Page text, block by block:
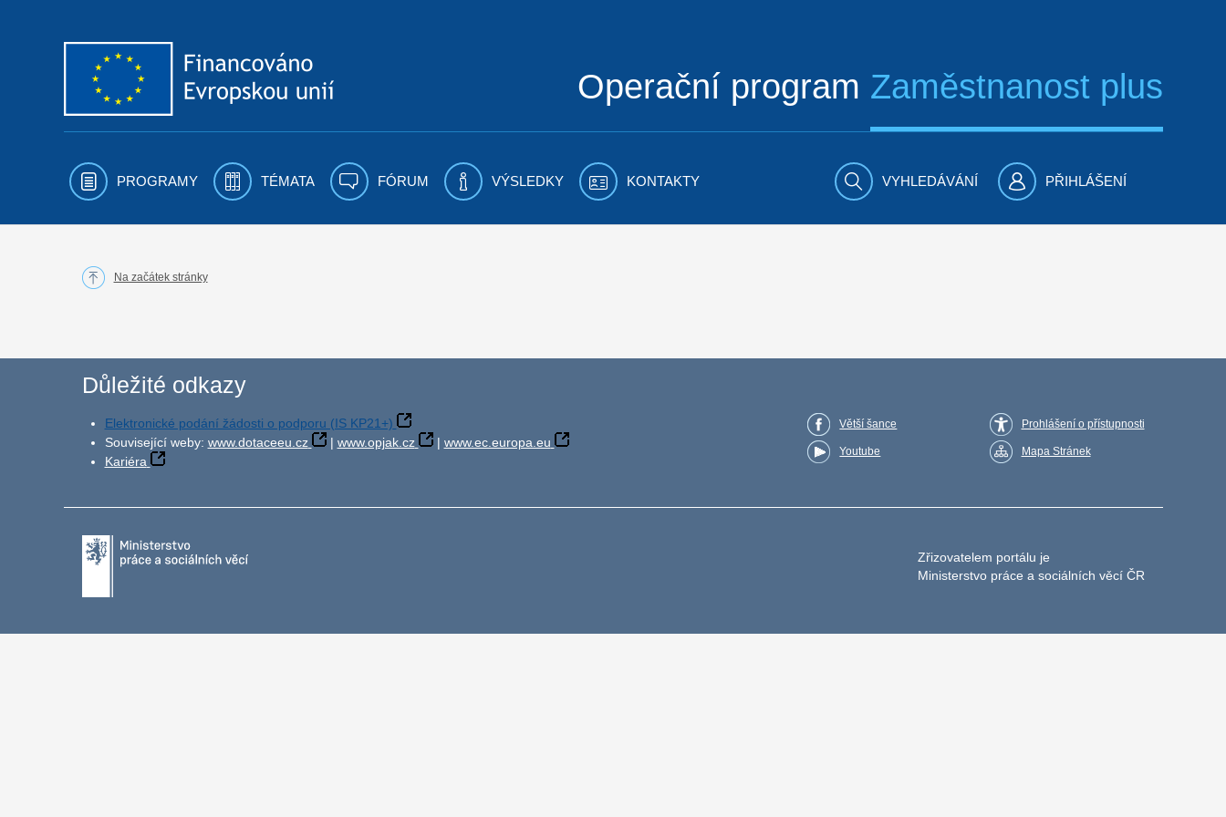
Operační program Zaměstnanost plus
PROGRAMY TÉMATA FÓRUM VÝSLEDKY KONTAKTY VYHLEDÁVÁNÍ PŘIHLÁŠENÍ
Na začátek stránky
Důležité odkazy
Elektronické podání žádosti o podporu (IS KP21+)
Související weby: www.dotaceeu.cz | www.opjak.cz | www.ec.europa.eu
Kariéra
Větší šance
Youtube
Prohlášení o přístupnosti
Mapa Stránek
Zřizovatelem portálu je
Ministerstvo práce a sociálních věcí ČR